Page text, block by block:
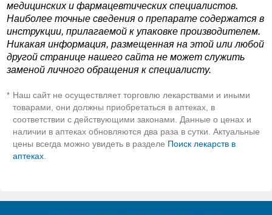
медицинских и фармацевтических специалистов.
Наиболее точные сведения о препарате содержатся в
инструкции, прилагаемой к упаковке производителем.
Никакая информация, размещенная на этой или любой
другой странице нашего сайта не может служить
заменой личного обращения к специалисту.
* Наш сайт не осуществляет торговлю лекарствами и иными
товарами, они должны приобретаться в аптеках, в
соответствии с действующими законами. Данные о ценах и
наличии в аптеках обновляются два раза в сутки. Актуальные
цены всегда можно увидеть в разделе Поиск лекарств в
аптеках.